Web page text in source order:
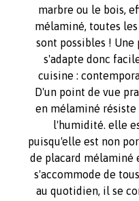
marbre ou le bois,
mélaminé, toutes
sont possibles !
s'adapte donc
cuisine :
D'un point de vue
en mélaminé résiste
l'humidité. elle
puisqu'elle est non
de placard mélaminé
s'accommode de
au quotidien, il se